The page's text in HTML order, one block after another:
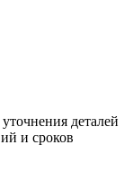
деталей
и сроков